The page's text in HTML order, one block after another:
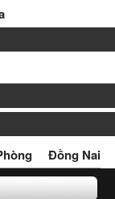
Đồng Nai